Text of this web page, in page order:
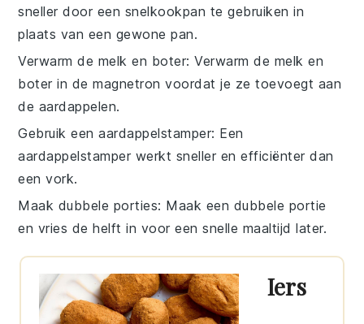
sneller door een snelkookpan te gebruiken in
plaats van een gewone pan.
Verwarm de melk en boter: Verwarm de melk en
boter in de magnetron voordat je ze toevoegt aan
de aardappelen.
Gebruik een aardappelstamper: Een
aardappelstamper werkt sneller en efficiënter dan
een vork.
Maak dubbele porties: Maak een dubbele portie
en vries de helft in voor een snelle maaltijd later.
Iers